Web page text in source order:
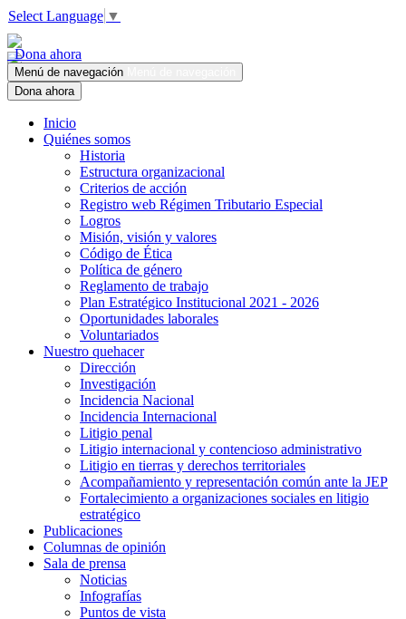
Select Language ▼
Dona ahora
Menú de navegación
Dona ahora
Inicio
Quiénes somos
Historia
Estructura organizacional
Criterios de acción
Registro web Régimen Tributario Especial
Logros
Misión, visión y valores
Código de Ética
Política de género
Reglamento de trabajo
Plan Estratégico Institucional 2021 - 2026
Oportunidades laborales
Voluntariados
Nuestro quehacer
Dirección
Investigación
Incidencia Nacional
Incidencia Internacional
Litigio penal
Litigio internacional y contencioso administrativo
Litigio en tierras y derechos territoriales
Acompañamiento y representación común ante la JEP
Fortalecimiento a organizaciones sociales en litigio
estratégico
Publicaciones
Columnas de opinión
Sala de prensa
Noticias
Infografías
Puntos de vista